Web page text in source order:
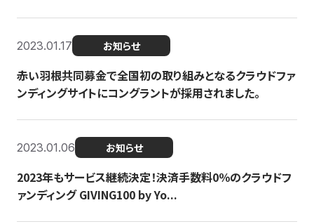
2023.01.17 お知らせ
赤い羽根共同募金で全国初の取り組みとなるクラウドファ
ンディングサイトにコングラントが採用されました。
2023.01.06 お知らせ
2023年もサービス継続決定！決済手数料0％のクラウドフ
ァンディング GIVING100 by Yo...